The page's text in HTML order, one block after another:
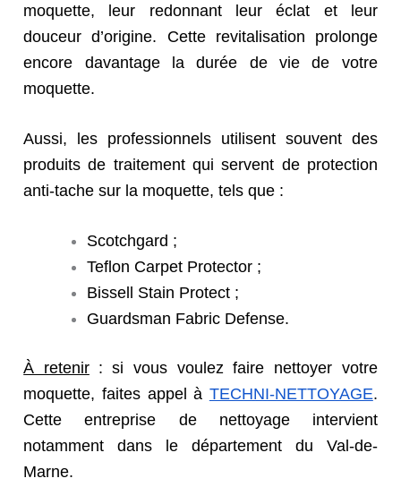
moquette, leur redonnant leur éclat et leur
douceur d’origine. Cette revitalisation prolonge
encore davantage la durée de vie de votre
moquette.
Aussi, les professionnels utilisent souvent des
produits de traitement qui servent de protection
anti-tache sur la moquette, tels que :
Scotchgard ;
Teflon Carpet Protector ;
Bissell Stain Protect ;
Guardsman Fabric Defense.
À retenir : si vous voulezfaire nettoyer votre
moquette, faites appel à TECHNI-NETTOYAGE.
Cette entreprise de nettoyage intervient
notamment dans le département du Val-de-
Marne.